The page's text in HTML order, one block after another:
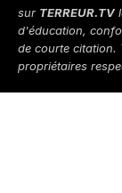
sur TERREUR.TV
d'éducation,
de courte citation.
propriétaires